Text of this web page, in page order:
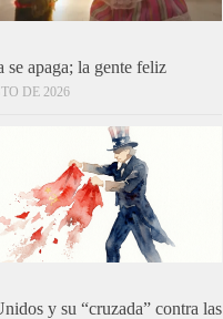
se apaga; la gente feliz
DE 2026
y su “cruzada” contra las